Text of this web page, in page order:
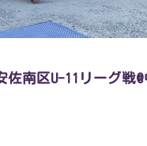
佐南区U-11リーグ戦